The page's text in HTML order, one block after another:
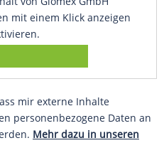
mit einem Klick anzeigen
mir externe Inhalte
personenbezogene Daten an
Mehr dazu in unseren